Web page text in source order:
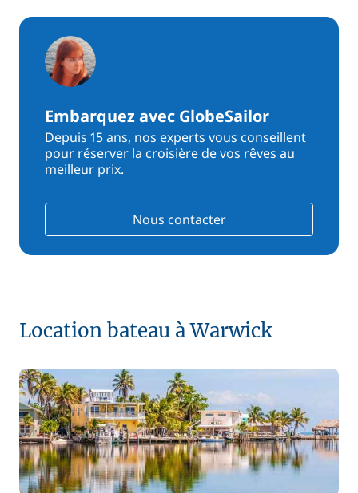
Embarquez avec GlobeSailor
Depuis 15 ans, nos experts vous conseillent
pour réserver la croisière de vos rêves au
meilleur prix.
Nous contacter
Location bateau à Warwick